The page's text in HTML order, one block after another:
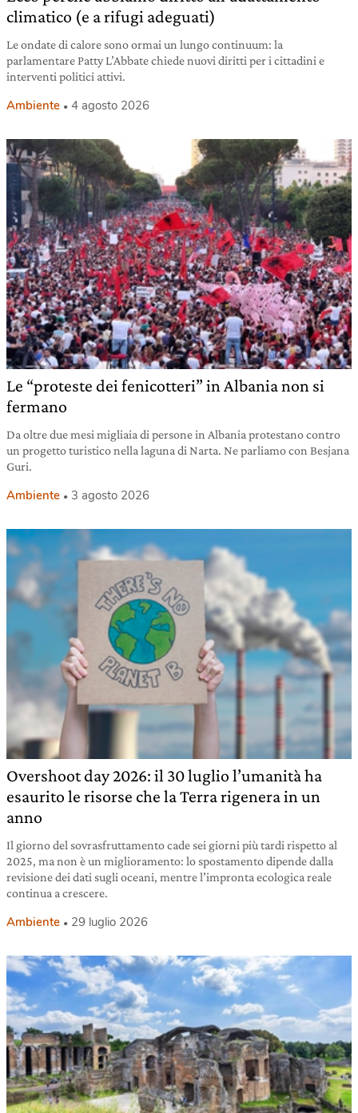
climatico (e a rifugi adeguati)
Le ondate di calore sono ormai un lungo continuum: la
parlamentare Patty L’Abbate chiede nuovi diritti per i cittadini e
interventi politici attivi.
Ambiente 4 agosto 2026
Le “proteste dei fenicotteri” in Albania non si
fermano
Da oltre due mesi migliaia di persone in Albania protestano contro
un progetto turistico nella laguna di Narta. Ne parliamo con Besjana
Guri.
Ambiente 3 agosto 2026
Overshoot day 2026: il 30 luglio l’umanità ha
esaurito le risorse che la Terra rigenera in un
anno
Il giorno del sovrasfruttamento cade sei giorni più tardi rispetto al
2025, ma non è un miglioramento: lo spostamento dipende dalla
revisione dei dati sugli oceani, mentre l’impronta ecologica reale
continua a crescere.
Ambiente 29 luglio 2026